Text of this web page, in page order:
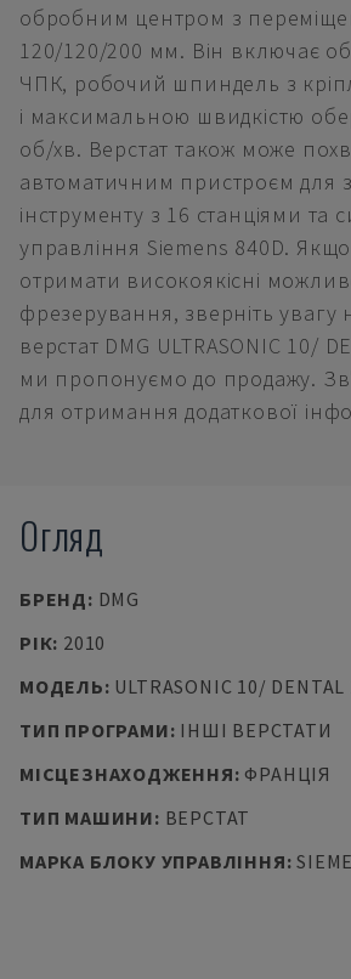
обробним центром з
120/120/200 мм. Він включає
ЧПК, робочий шпиндель з
і максимальною швидкістю
об/хв. Верстат також може
автоматичним пристроєм для
інструменту з 16 станціями та
управління Siemens 840D.
отримати високоякісні
фрезерування, зверніть
верстат DMG ULTRASONIC 10/
ми пропонуємо до продажу.
для отримання додаткової
Огляд
БРЕНД: DMG
РІК: 2010
МОДЕЛЬ: ULTRASONIC 10/ DENTAL
ТИП ПРОГРАМИ: ІНШІ ВЕРСТАТИ
МІСЦЕЗНАХОДЖЕННЯ: ФРАНЦІЯ
ТИП МАШИНИ: ВЕРСТАТ
МАРКА БЛОКУ УПРАВЛІННЯ: